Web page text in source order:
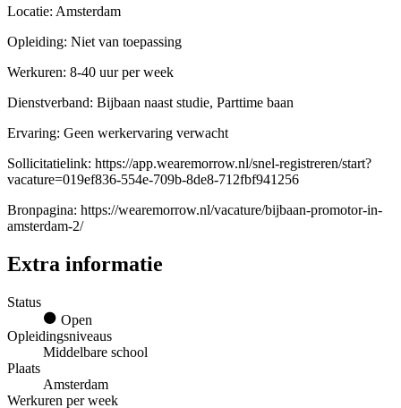
Locatie: Amsterdam
Opleiding: Niet van toepassing
Werkuren: 8-40 uur per week
Dienstverband: Bijbaan naast studie, Parttime baan
Ervaring: Geen werkervaring verwacht
Sollicitatielink: https://app.wearemorrow.nl/snel-registreren/start?
vacature=019ef836-554e-709b-8de8-712fbf941256
Bronpagina: https://wearemorrow.nl/vacature/bijbaan-promotor-in-
amsterdam-2/
Extra informatie
Status
Open
Opleidingsniveaus
Middelbare school
Plaats
Amsterdam
Werkuren per week